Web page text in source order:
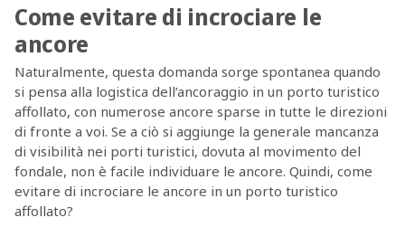
Come evitare di incrociare le
ancore
Naturalmente, questa domanda sorge spontanea quando
si pensa alla logistica dell’ancoraggio in un porto turistico
affollato, con numerose ancore sparse in tutte le direzioni
di fronte a voi. Se a ciò si aggiunge la generale mancanza
di visibilità nei porti turistici, dovuta al movimento del
fondale, non è facile individuare le ancore. Quindi, come
evitare di incrociare le ancore in un porto turistico
affollato?